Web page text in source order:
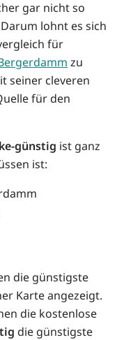
gar nicht so
lohnt es sich
für
zu
seiner cleveren
für den
günstig ist ganz
ist:
die günstigste
Karte angezeigt.
die kostenlose
die günstigste